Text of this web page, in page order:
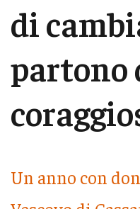
di
partono
Un anno con